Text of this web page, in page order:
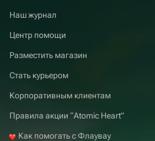
Наш журнал
Центр помощи
Разместить магазин
Стать курьером
Корпоративным клиентам
Правила акции “Atomic Heart”
Как помогать с Флаувау